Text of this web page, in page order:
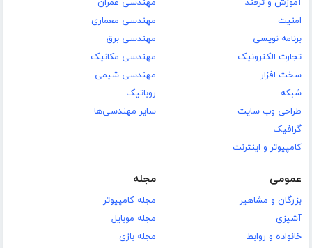
آموزش و ترفند
امنیت
برنامه نویسی
تجارت الکترونیک
سخت افزار
شبکه
طراحی وب سایت
گرافیک
کامپیوتر و اینترنت
مهندسی عمران
مهندسی معماری
مهندسی برق
مهندسی مکانیک
مهندسی شیمی
روباتیک
سایر مهندسی‌ها
عمومی
بزرگان و مشاهیر
آشپزی
خانواده و روابط
مجله
مجله کامپیوتر
مجله موبایل
مجله بازی